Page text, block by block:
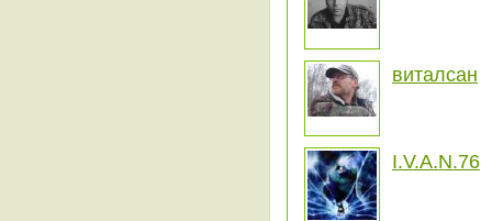
виталсан
I.V.A.N.76